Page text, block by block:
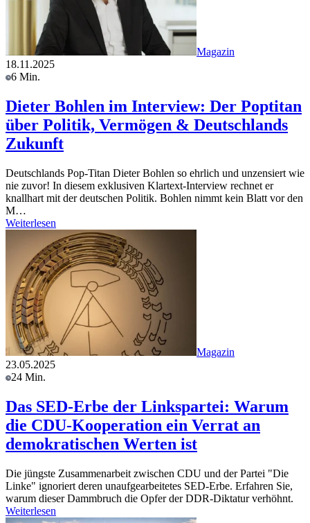
Magazin
18.11.2025
6 Min.
Dieter Bohlen im Interview: Der Poptitan
über Politik, Vermögen & Deutschlands
Zukunft
Deutschlands Pop-Titan Dieter Bohlen so ehrlich und unzensiert wie
nie zuvor! In diesem exklusiven Klartext-Interview rechnet er
knallhart mit der deutschen Politik. Bohlen nimmt kein Blatt vor den
M…
Weiterlesen
Magazin
23.05.2025
24 Min.
Das SED-Erbe der Linkspartei: Warum
die CDU-Kooperation ein Verrat an
demokratischen Werten ist
Die jüngste Zusammenarbeit zwischen CDU und der Partei "Die
Linke" ignoriert deren unaufgearbeitetes SED-Erbe. Erfahren Sie,
warum dieser Dammbruch die Opfer der DDR-Diktatur verhöhnt.
Weiterlesen